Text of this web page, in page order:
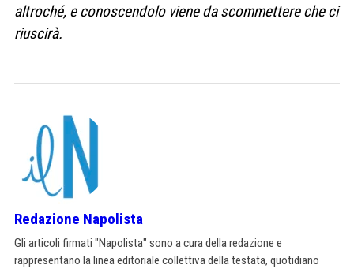
altroché, e conoscendolo viene da scommettere che ci
riuscirà.
Redazione Napolista
Gli articoli firmati "Napolista" sono a cura della redazione e
rappresentano la linea editoriale collettiva della testata, quotidiano